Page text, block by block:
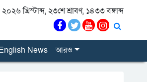
খ্রিস্টাব্দ, ২৩শে শ্রাবণ, ১৪৩৩ বঙ্গাব্দ
News আরও